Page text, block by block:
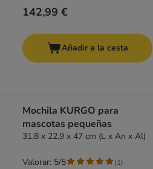
142,99 €
Añadir a la cesta
Mochila KURGO para
mascotas pequeñas
31,8 x 22,9 x 47 cm (L x An x Al)
Valorar: 5/5 (1)